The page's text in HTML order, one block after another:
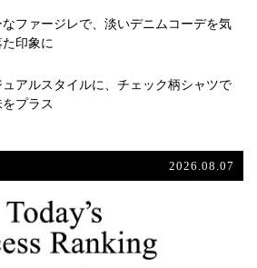
なファージレで、淡いデニムコーデを気
印象に
アルスタイルに、チェック柄シャツで
プラス
2026.08.07